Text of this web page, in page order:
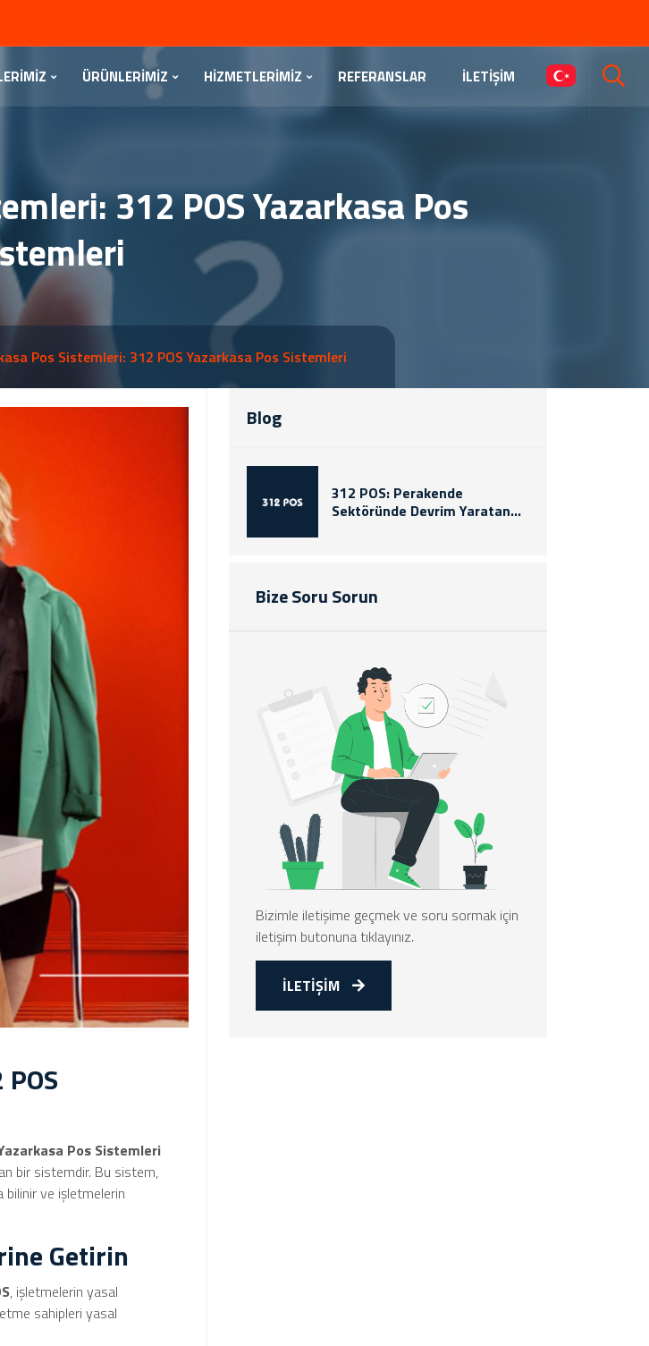
ÜRÜNLERİMİZ HİZMETLERİMİZ REFERANSLAR İLETİŞİM
312 POS Yazarkasa Pos
Pos Sistemleri: 312 POS Yazarkasa Pos Sistemleri
Pos Sistemleri
bir sistemdir. Bu sistem,
ve işletmelerin
Getirin
, işletmelerin yasal
sahipleri yasal
Blog
312 POS: Perakende
Sektöründe Devrim Yaratan
Bize Soru Sorun
Bizimle iletişime geçmek ve soru sormak için
iletişim butonuna tıklayınız.
İLETİŞİM